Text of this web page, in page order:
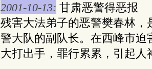
2001-10-13: 甘肃恶警得恶报
残害大法弟子的恶警樊春林
警大队的副队长。在西峰市
大打出手，罪行累累，引起人